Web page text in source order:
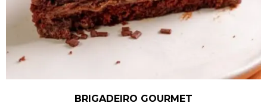
BRIGADEIRO GOURMET